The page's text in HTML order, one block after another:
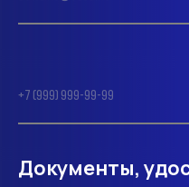
Документы,